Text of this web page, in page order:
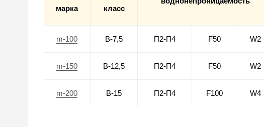
марка
класс
m-100 В-7,5 П2-П4 F50 W2
m-150 В-12,5 П2-П4 F50 W2
m-200 В-15 П2-П4 F100 W4